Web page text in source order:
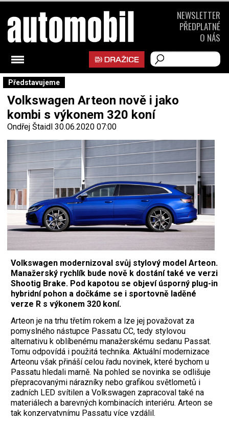
Představujeme
Volkswagen Arteon nově i jako
kombi s výkonem 320 koní
Ondřej Štaidl 30.06.2020 07:00
Volkswagen modernizoval svůj stylový model Arteon.
Manažerský rychlík bude nově k dostání také ve verzi
Shootig Brake. Pod kapotou se objeví úsporný plug-in
hybridní pohon a dočkáme se i sportovně laděné
verze R s výkonem 320 koní.
Arteon je na trhu třetím rokem a lze jej považovat za
pomyslného nástupce Passatu CC, tedy stylovou
alternativu k oblíbenému manažerskému sedanu Passat.
Tomu odpovídá i použitá technika. Aktuální modernizace
Arteonu však přináší celou řadu novinek, které bychom u
Passatu hledali marně. Na pohled se novinka se odlišuje
přepracovanými nárazníky nebo grafikou světlometů i
zadních LED svítilen a Volkswagen zapracoval také na
materiálech a barevných kombinacích interiéru. Arteon se
tak konzervatvnímu Passatu více vzdálil.
NEWSLETTER
PŘEDPLATNÉ
O NÁS